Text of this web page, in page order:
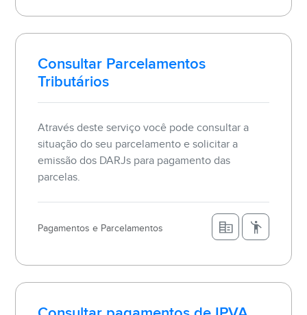
Consultar Parcelamentos
Tributários
Através deste serviço você pode consultar a
situação do seu parcelamento e solicitar a
emissão dos DARJs para pagamento das
parcelas.
Pagamentos e Parcelamentos